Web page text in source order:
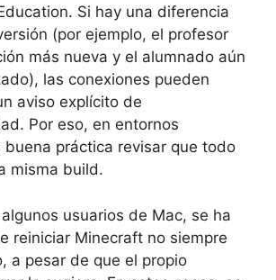
Si hay una diferencia
(por ejemplo, el profesor
más nueva y el alumnado aún
las conexiones pueden
aviso explícito de
Por eso, en entornos
buena práctica revisar que todo
misma build.
usuarios de Mac, se ha
reiniciar Minecraft no siempre
a pesar de que el propio